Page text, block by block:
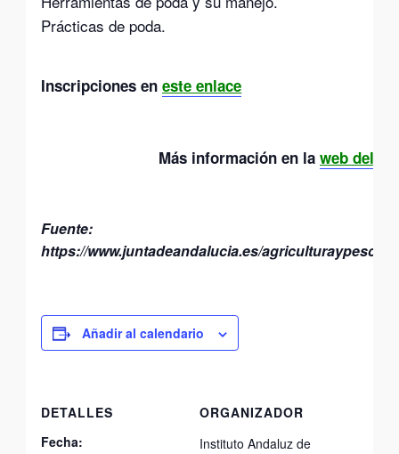
Prácticas de poda.
Inscripciones eneste enlace
Más información en laweb del
Fuente:
https://www.juntadeandalucia.es/agriculturaypesca/
Añadir al calendario
DETALLES
Fecha:
ORGANIZADOR
Instituto Andaluz de